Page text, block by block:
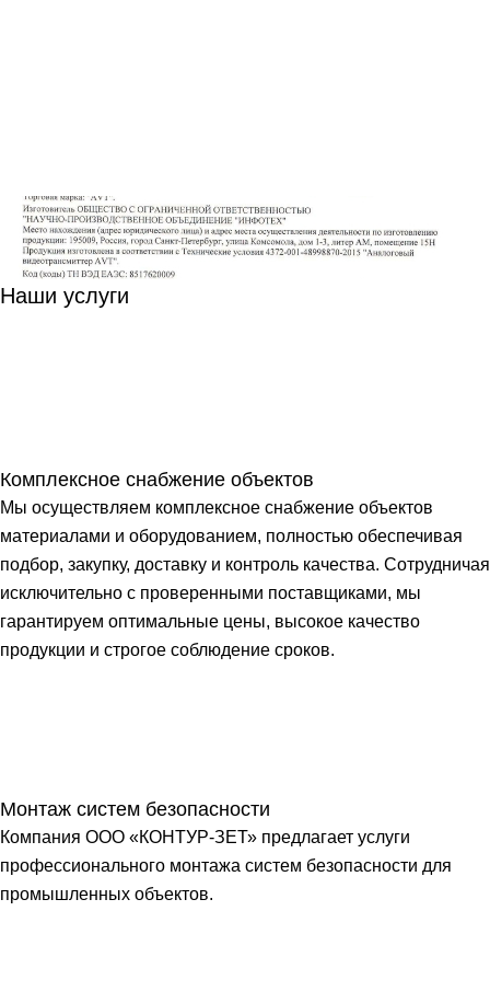
Наши услуги
Комплексное снабжение объектов
Мы осуществляем комплексное снабжение объектов
материалами и оборудованием, полностью обеспечивая
подбор, закупку, доставку и контроль качества. Сотрудничая
исключительно с проверенными поставщиками, мы
гарантируем оптимальные цены, высокое качество
продукции и строгое соблюдение сроков.
Монтаж систем безопасности
Компания ООО «КОНТУР-ЗЕТ» предлагает услуги
профессионального монтажа систем безопасности для
промышленных объектов.